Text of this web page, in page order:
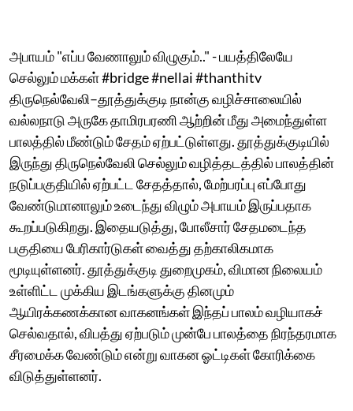
அபாயம் "எப்ப வேணாலும் விழுகும்.." - பயத்திலேயே
செல்லும் மக்கள் #bridge #nellai #thanthitv
திருநெல்வேலி–தூத்துக்குடி நான்கு வழிச்சாலையில்
வல்லநாடு அருகே தாமிரபரணி ஆற்றின் மீது அமைந்துள்ள
பாலத்தில் மீண்டும் சேதம் ஏற்பட்டுள்ளது. தூத்துக்குடியில்
இருந்து திருநெல்வேலி செல்லும் வழித்தடத்தில் பாலத்தின்
நடுப்பகுதியில் ஏற்பட்ட சேதத்தால், மேற்பரப்பு எப்போது
வேண்டுமானாலும் உடைந்து விழும் அபாயம் இருப்பதாக
கூறப்படுகிறது. இதையடுத்து, போலீசார் சேதமடைந்த
பகுதியை பேரிகார்டுகள் வைத்து தற்காலிகமாக
மூடியுள்ளனர். தூத்துக்குடி துறைமுகம், விமான நிலையம்
உள்ளிட்ட முக்கிய இடங்களுக்கு தினமும்
ஆயிரக்கணக்கான வாகனங்கள் இந்தப் பாலம் வழியாகச்
செல்வதால், விபத்து ஏற்படும் முன்பே பாலத்தை நிரந்தரமாக
சீரமைக்க வேண்டும் என்று வாகன ஓட்டிகள் கோரிக்கை
விடுத்துள்ளனர்.